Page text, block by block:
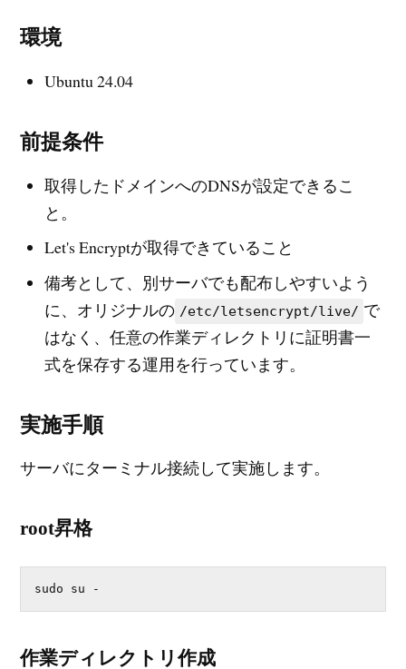
環境
Ubuntu 24.04
前提条件
取得したドメインへのDNSが設定できるこ
と。
Let's Encryptが取得できていること
備考として、別サーバでも配布しやすいよう
に、オリジナルの /etc/letsencrypt/live/ で
はなく、任意の作業ディレクトリに証明書一
式を保存する運用を行っています。
実施手順
サーバにターミナル接続して実施します。
root昇格
sudo su -
作業ディレクトリ作成